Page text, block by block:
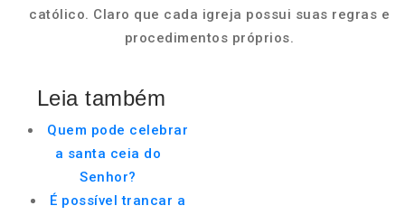
católico. Claro que cada igreja possui suas regras e
procedimentos próprios.
Leia também
Quem pode celebrar
a santa ceia do
Senhor?
É possível trancar a